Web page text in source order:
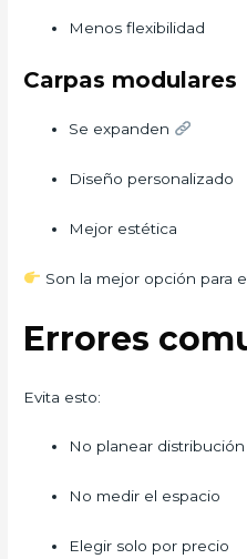
Menos flexibilidad
Carpas modulares
Se expanden
Diseño personalizado
Mejor estética
Son la mejor opción para
Errores
Evita esto:
No planear distribución
No medir el espacio
Elegir solo por precio